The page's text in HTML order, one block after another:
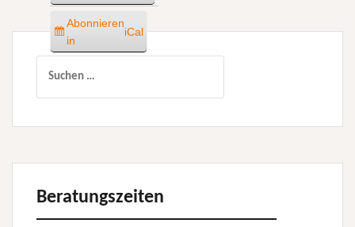
Abonnieren
in
iCal
Beratungszeiten